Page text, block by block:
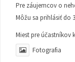
Pre záujemcov o
Môžu sa prihlásiť do
Miest pre účastníkov k
Fotografia